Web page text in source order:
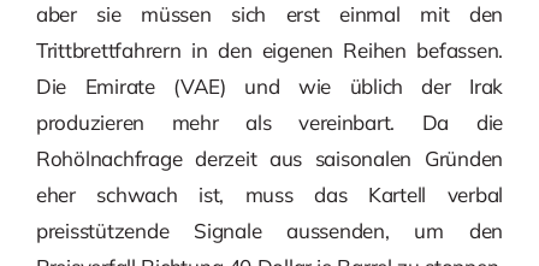
aber sie müssen sich erst einmal mit den
Trittbrettfahrern in den eigenen Reihen befassen.
Die Emirate (VAE) und wie üblich der Irak
produzieren mehr als vereinbart. Da die
Rohölnachfrage derzeit aus saisonalen Gründen
eher schwach ist, muss das Kartell verbal
preisstützende Signale aussenden, um den